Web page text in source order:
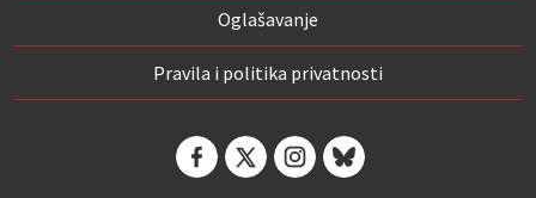
Oglašavanje
Pravila i politika privatnosti